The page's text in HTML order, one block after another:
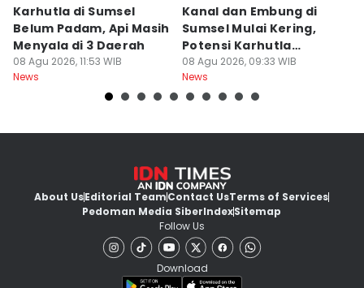
Karhutla di Sumsel
Belum Padam, Api Masih
Menyala di 3 Daerah
08 Agu 2026, 11:53 WIB
News
Kanal dan Embung di
Sumsel Mulai Kering,
Potensi Karhutla
Meningkat
08 Agu 2026, 09:33 WIB
News
About UsEditorial TeamContact UsTerms of Services
Pedoman Media SiberIndexSitemap
Follow Us
Download